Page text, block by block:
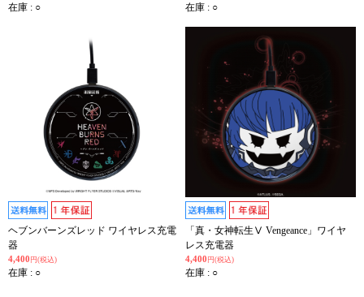
在庫 : ○ 在庫 : ○
ヘブンバーンズレッド ワイヤレス充電
器
4,400 円(税込)
在庫 : ○
「真・女神転生Ⅴ Vengeance」ワイヤ
レス充電器
4,400 円(税込)
在庫 : ○